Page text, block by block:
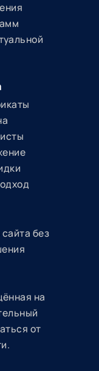
без
на
от